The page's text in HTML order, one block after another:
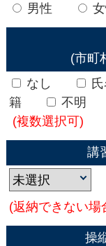
男性
(市町
なし
氏
籍
不明
(複数選択可)
講
(返納できない場
操